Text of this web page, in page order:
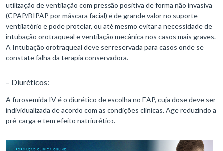
utilização de ventilação com pressão positiva de forma não invasiva
(CPAP/BIPAP por máscara facial) é de grande valor no suporte
ventilatório e pode protelar, ou até mesmo evitar a necessidade de
intubação orotraqueal e ventilação mecânica nos casos mais graves.
A Intubação orotraqueal deve ser reservada para casos onde se
constate falha da terapia conservadora.
– Diuréticos:
A furosemida IV é o diurético de escolha no EAP, cuja dose deve ser
individualizada de acordo com as condições clínicas. Age reduzindo a
pré-carga e tem efeito natriurético.